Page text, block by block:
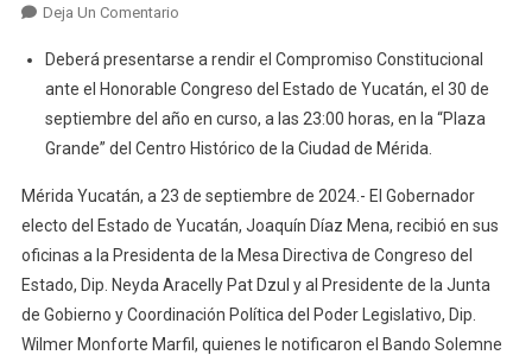
Deja Un ComentarioEn
Huacho
Díaz
Mena
Bando
De
La
Declaración
De
Gobernador
Constitucional
Deberá presentarse a rendir el Compromiso Constitucional
ante el Honorable Congreso del Estado de Yucatán, el 30 de
septiembre del año en curso, a las 23:00 horas, en la “Plaza
Grande” del Centro Histórico de la Ciudad de Mérida.
Mérida Yucatán, a 23 de septiembre de 2024.- El Gobernador
electo del Estado de Yucatán, Joaquín Díaz Mena, recibió en sus
oficinas a la Presidenta de la Mesa Directiva de Congreso del
Estado, Dip. Neyda Aracelly Pat Dzul y al Presidente de la Junta
de Gobierno y Coordinación Política del Poder Legislativo, Dip.
Wilmer Monforte Marfil, quienes le notificaron el Bando Solemne